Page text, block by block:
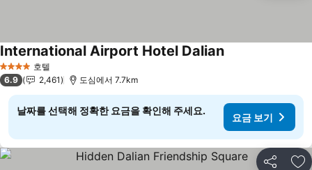
4 성급 호텔
International Airport Hotel Dalian요금 보기
6.9 2,461 도심에서 7.7km
날짜를 선택해 정확한 요금을 확인해 주세요.
요금 보기